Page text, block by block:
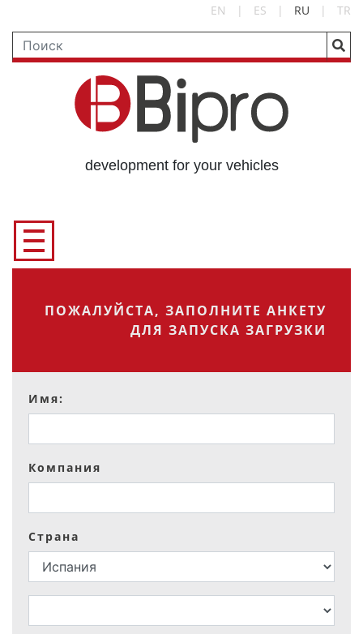
EN | ES | RU | TR
development for your vehicles
ПОЖАЛУЙСТА, ЗАПОЛНИТЕ АНКЕТУ
ДЛЯ ЗАПУСКА ЗАГРУЗКИ
Имя:
Компания
Страна